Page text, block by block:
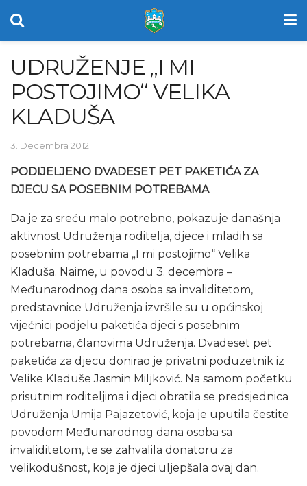
UDRUŽENJE „I MI
POSTOJIMO“ VELIKA
KLADUŠA
3. Decembra 2012.
PODIJELJENO DVADESET PET PAKETIĆA ZA
DJECU SA POSEBNIM POTREBAMA
Da je za sreću malo potrebno, pokazuje današnja
aktivnost Udruženja roditelja, djece i mladih sa
posebnim potrebama „I mi postojimo“ Velika
Kladuša. Naime, u povodu 3. decembra –
Međunarodnog dana osoba sa invaliditetom,
predstavnice Udruženja izvršile su u općinskoj
vijećnici podjelu paketića djeci s posebnim
potrebama, članovima Udruženja. Dvadeset pet
paketića za djecu donirao je privatni poduzetnik iz
Velike Kladuše Jasmin Miljković. Na samom početku
prisutnim roditeljima i djeci obratila se predsjednica
Udruženja Umija Pajazetović, koja je uputila čestite
povodom Međunarodnog dana osoba sa
invaliditetom, te se zahvalila donatoru za
velikodušnost, koja je djeci uljepšala ovaj dan.